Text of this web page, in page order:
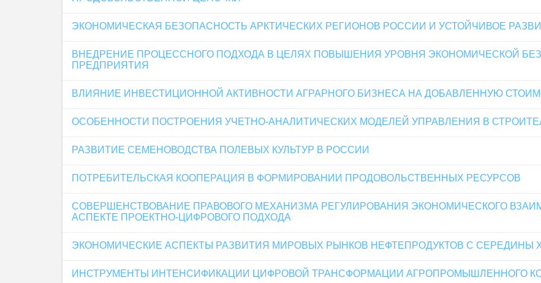
ЭКОНОМИЧЕСКАЯ БЕЗОПАСНОСТЬ АРКТИЧЕСКИХ РЕГИОНОВ РОССИИ И УСТОЙЧИВОЕ
ВНЕДРЕНИЕ ПРОЦЕССНОГО ПОДХОДА В ЦЕЛЯХ ПОВЫШЕНИЯ УРОВНЯ ЭКОНОМИЧЕСКОЙ
ПРЕДПРИЯТИЯ
ВЛИЯНИЕ ИНВЕСТИЦИОННОЙ АКТИВНОСТИ АГРАРНОГО БИЗНЕСА НА ДОБАВЛЕННУЮ
ОСОБЕННОСТИ ПОСТРОЕНИЯ УЧЕТНО-АНАЛИТИЧЕСКИХ МОДЕЛЕЙ УПРАВЛЕНИЯ В
РАЗВИТИЕ СЕМЕНОВОДСТВА ПОЛЕВЫХ КУЛЬТУР В РОССИИ
ПОТРЕБИТЕЛЬСКАЯ КООПЕРАЦИЯ В ФОРМИРОВАНИИ ПРОДОВОЛЬСТВЕННЫХ РЕСУРСОВ
СОВЕРШЕНСТВОВАНИЕ ПРАВОВОГО МЕХАНИЗМА РЕГУЛИРОВАНИЯ ЭКОНОМИЧЕСКОГО
АСПЕКТЕ ПРОЕКТНО-ЦИФРОВОГО ПОДХОДА
ЭКОНОМИЧЕСКИЕ АСПЕКТЫ РАЗВИТИЯ МИРОВЫХ РЫНКОВ НЕФТЕПРОДУКТОВ С СЕРЕДИНЫ
ИНСТРУМЕНТЫ ИНТЕНСИФИКАЦИИ ЦИФРОВОЙ ТРАНСФОРМАЦИИ АГРОПРОМЫШЛЕННОГО